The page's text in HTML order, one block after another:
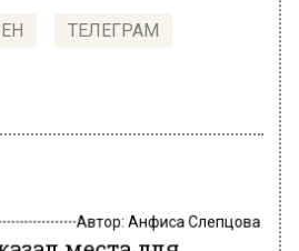
ТЕЛЕГРАМ
места для